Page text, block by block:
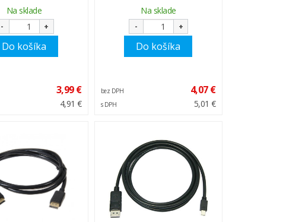
Na sklade
- +
Do košíka
3,99 €
4,91 €
Na sklade
- +
Do košíka
bez DPH 4,07 €
s DPH 5,01 €